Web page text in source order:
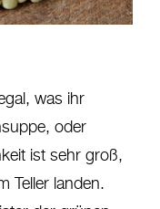
was ihr
oder
ist sehr groß,
Teller landen.